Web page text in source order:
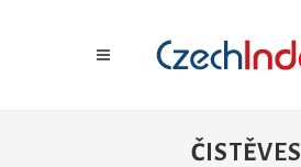
ČISTĚVES